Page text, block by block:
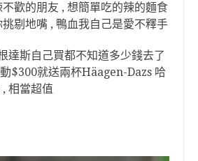
歡的朋友 , 想簡單吃的辣的麵食
剔地嘴 , 鴨血我自己是愛不釋手
達斯自己買都不知道多少錢去了
$300就送兩杯Häagen-Dazs 哈
相當超值